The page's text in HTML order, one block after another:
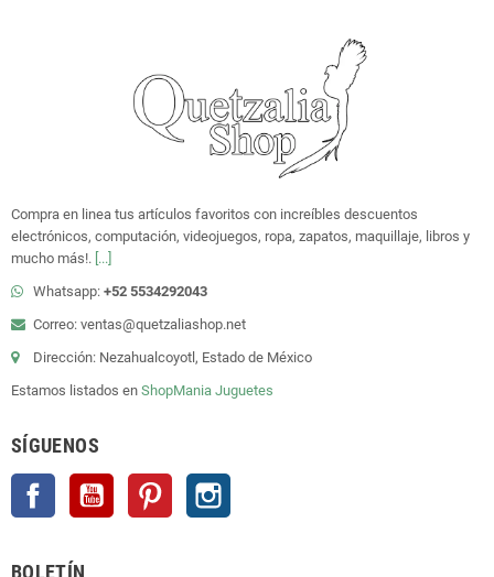
Compra en linea tus artículos favoritos con increíbles descuentos
electrónicos, computación, videojuegos, ropa, zapatos, maquillaje, libros y
mucho más!. [...]
Whatsapp: +52 5534292043
Correo: ventas@quetzaliashop.net
Dirección: Nezahualcoyotl, Estado de México
Estamos listados en ShopMania Juguetes
SÍGUENOS
Facebook YouTube Pinterest
BOLETÍN